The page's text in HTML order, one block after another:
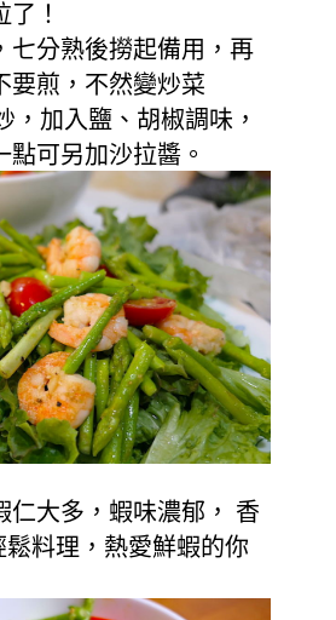
！
七分熟後撈起備用，再
要煎，不然變炒菜
，加入鹽、胡椒調味，
可另加沙拉醬。
大多，蝦味濃郁， 香
料理，熱愛鮮蝦的你